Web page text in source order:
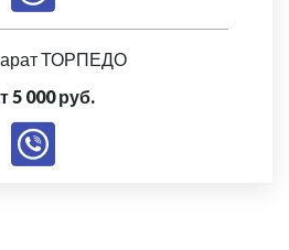
ТОРПЕДО
5 000 руб.